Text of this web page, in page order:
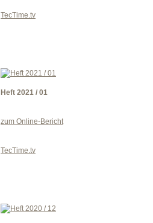
TecTime.tv
Heft 2021 / 01
zum Online-Bericht
TecTime.tv